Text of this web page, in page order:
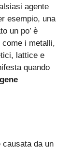
agente
esempio, una
un po’ è
i metalli,
lattice e
quando
da un